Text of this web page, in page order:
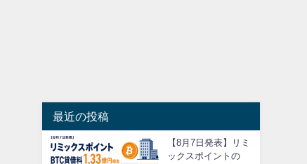
最近の投稿
【8月7日発表】リミ
ックスポイントの